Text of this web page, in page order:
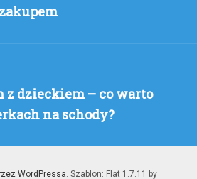
z dzieckiem – co warto
na schody?
WordPressa. Szablon: Flat 1.7.11 by